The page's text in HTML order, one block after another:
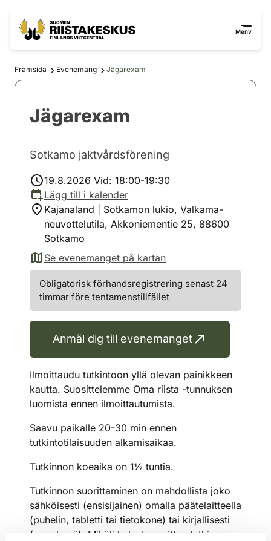
Meny
Framsida Evenemang Jägarexam
Jägarexam
Sotkamo jaktvårdsförening
19.8.2026 Vid: 18:00-19:30
Lägg till i kalender
Kajanaland | Sotkamon lukio, Valkama-
neuvottelutila, Akkoniementie 25, 88600
Sotkamo
Se evenemanget på kartan
(avautuu uuteen välilehteen)
Obligatorisk förhandsregistrering senast 24
timmar före tentamenstillfället
Anmäl dig till evenemanget
Ilmoittaudu tutkintoon yllä olevan painikkeen
kautta. Suosittelemme Oma riista -tunnuksen
luomista ennen ilmoittautumista.
Saavu paikalle 20-30 min ennen
tutkintotilaisuuden alkamisaikaa.
Tutkinnon koeaika on 1½ tuntia.
Tutkinnon suorittaminen on mahdollista joko
sähköisesti (ensisijainen) omalla päätelaitteella
(puhelin, tabletti tai tietokone) tai kirjallisesti
(oma kynä). Mikäli haluat suorittaa tutkinnon